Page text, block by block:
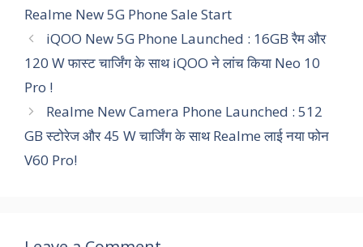
Realme New 5G Phone Sale Start
iQOO New 5G Phone Launched : 16GB रैम और
120 W फास्ट चार्जिंग के साथ iQOO ने लांच किया Neo 10
Pro !
Realme New Camera Phone Launched : 512
GB स्टोरेज और 45 W चार्जिंग के साथ Realme लाई नया फोन
V60 Pro!